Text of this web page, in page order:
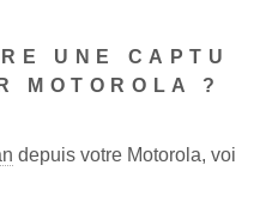
UNE CAPTU
MOTOROLA ?
depuis votre Motorola, voi